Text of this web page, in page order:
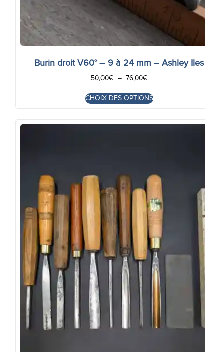
Burin droit V60° – 9 à 24 mm – Ashley Iles
50,00€ – 76,00€
CHOIX DES OPTIONS